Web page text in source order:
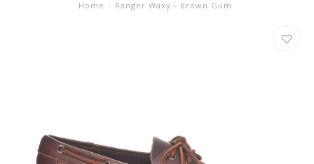
Home / Ranger Waxy - Brown Gum